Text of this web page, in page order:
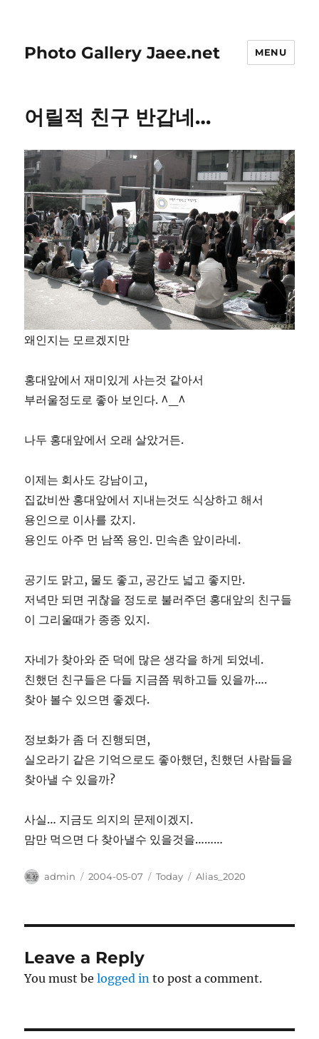
Photo Gallery Jaee.net MENU
어릴적 친구 반갑네…
왜인지는 모르겠지만
홍대앞에서 재미있게 사는것 같아서
부러울정도로 좋아 보인다. ^_^
나두 홍대앞에서 오래 살았거든.
이제는 회사도 강남이고,
집값비싼 홍대앞에서 지내는것도 식상하고 해서
용인으로 이사를 갔지.
용인도 아주 먼 남쪽 용인. 민속촌 앞이라네.
공기도 맑고, 물도 좋고, 공간도 넓고 좋지만.
저녁만 되면 귀찮을 정도로 불러주던 홍대앞의 친구들
이 그리울때가 종종 있지.
자네가 찾아와 준 덕에 많은 생각을 하게 되었네.
친했던 친구들은 다들 지금쯤 뭐하고들 있을까….
찾아 볼수 있으면 좋겠다.
정보화가 좀 더 진행되면,
실오라기 같은 기억으로도 좋아했던, 친했던 사람들을
찾아낼 수 있을까?
사실… 지금도 의지의 문제이겠지.
맘만 먹으면 다 찾아낼수 있을것을………
Author
admin
Posted
2004-05-07 Categories
Today Tags
Alias_2020
Leave a Reply
You must belogged in to post a comment.